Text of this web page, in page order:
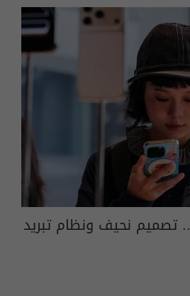
تفاصيل عن آيفون 20.. تصميم نحيف ونظام تبريد